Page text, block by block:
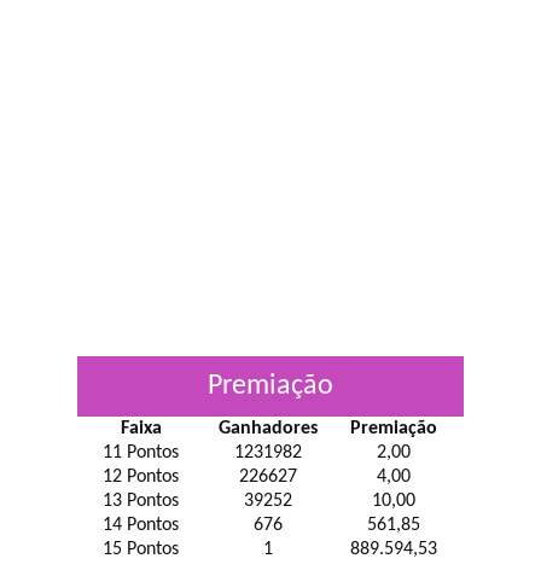
Premiação
Faixa Ganhadores
Premiação
11 Pontos
1231982
2,00
12 Pontos
226627
4,00
13 Pontos
39252
10,00
14 Pontos
676
561,85
15 Pontos
1 889.594,53